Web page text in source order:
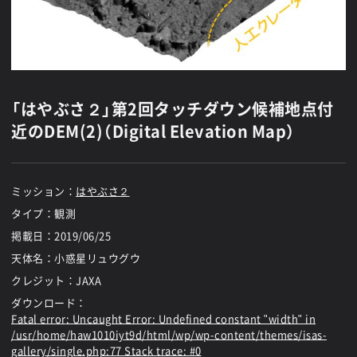
「はやぶさ２」第2回タッチダウン候補地点付
近のDEM(2)（Digital Elevation Map）
ミッション： はやぶさ２
タイプ：観測
掲載日： 2019/06/25
天体名：小惑星リュウグウ
クレジット：JAXA
ダウンロード：
Fatal error: Uncaught Error: Undefined constant "width" in
/usr/home/haw1010iyt9d/html/wp/wp-content/themes/isas-
gallery/single.php:77 Stack trace: #0